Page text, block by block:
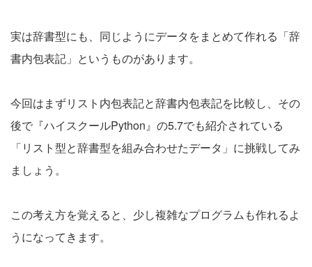
実は辞書型にも、同じようにデータをまとめて作れる「辞
書内包表記」というものがあります。
今回はまずリスト内包表記と辞書内包表記を比較し、その
後で『ハイスクールPython』の5.7でも紹介されている
「リスト型と辞書型を組み合わせたデータ」に挑戦してみ
ましょう。
この考え方を覚えると、少し複雑なプログラムも作れるよ
うになってきます。